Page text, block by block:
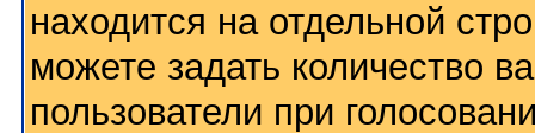
находится на отдельной
можете задать количество
пользователи при